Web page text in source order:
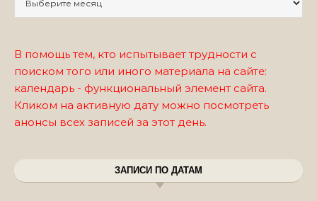
В помощь тем, кто испытывает трудности с
поиском того или иного материала на сайте:
календарь - функциональный элемент сайта.
Кликом на активную дату можно посмотреть
анонсы всех записей за этот день.
ЗАПИСИ ПО ДАТАМ